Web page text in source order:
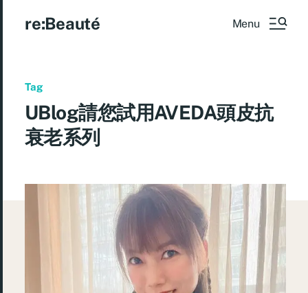
re:Beauté Menu
Tag
UBlog請您試用AVEDA頭皮抗
衰老系列